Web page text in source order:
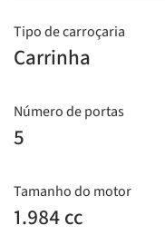
Tipo de carroçaria
Carrinha
Número de portas
5
Tamanho do motor
1.984 cc